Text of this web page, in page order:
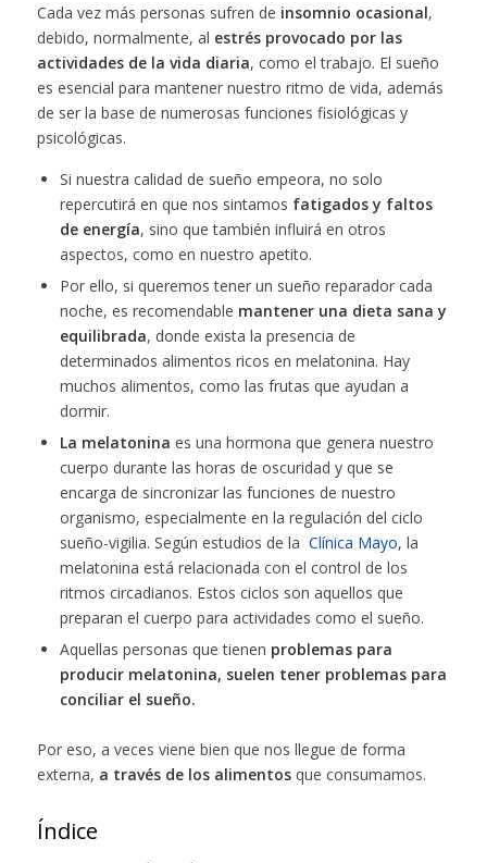
Cada vez más personas sufren de insomnio ocasional,
debido, normalmente, al estrés provocado por las
actividades de la vida diaria, como el trabajo. El sueño
es esencial para mantener nuestro ritmo de vida, además
de ser la base de numerosas funciones fisiológicas y
psicológicas.
Si nuestra calidad de sueño empeora, no solo
repercutirá en que nos sintamos fatigados y faltos
de energía, sino que también influirá en otros
aspectos, como en nuestro apetito.
Por ello, si queremos tener un sueño reparador cada
noche, es recomendable mantener una dieta sana y
equilibrada, donde exista la presencia de
determinados alimentos ricos en melatonina. Hay
muchos alimentos, como las frutas que ayudan a
dormir.
La melatonina es una hormona que genera nuestro
cuerpo durante las horas de oscuridad y que se
encarga de sincronizar las funciones de nuestro
organismo, especialmente en la regulación del ciclo
sueño-vigilia. Según estudios de la Clínica Mayo, la
melatonina está relacionada con el control de los
ritmos circadianos. Estos ciclos son aquellos que
preparan el cuerpo para actividades como el sueño.
Aquellas personas que tienen problemas para
producir melatonina, suelen tener problemas para
conciliar el sueño.
Por eso, a veces viene bien que nos llegue de forma
externa, a través de los alimentosque consumamos.
Índice